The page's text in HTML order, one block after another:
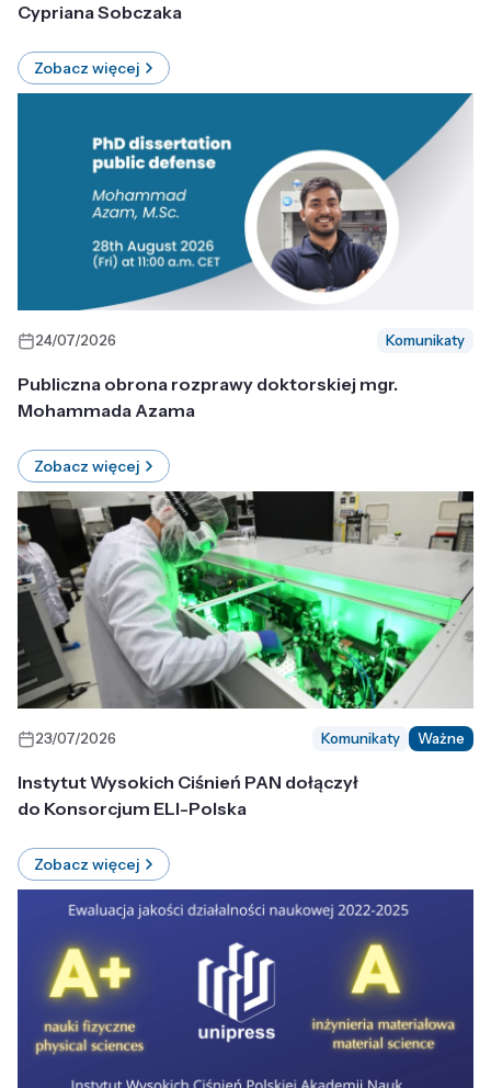
Cypriana Sobczaka
Zobacz więcej
24/07/2026 Komunikaty
Publiczna obrona rozprawy doktorskiej mgr.
Mohammada Azama
Zobacz więcej
23/07/2026 Komunikaty Ważne
Instytut Wysokich Ciśnień PAN dołączył
do Konsorcjum ELI-Polska
Zobacz więcej